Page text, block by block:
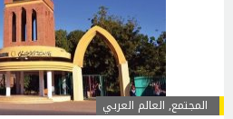
المجتمع, العالم العربي